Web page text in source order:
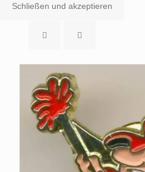
Schließen und akzeptieren